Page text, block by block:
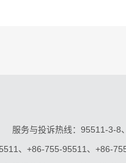
服务与投诉热线：95511-3-8
、+86-755-95511、+86-